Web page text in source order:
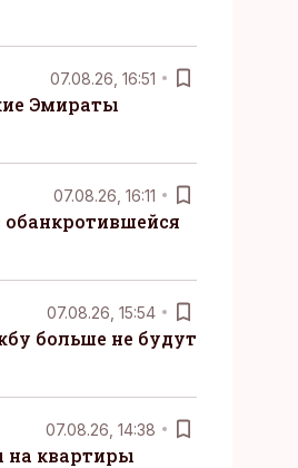
07.08.26, 16:51
Эмираты
07.08.26, 16:11
обанкротившейся
07.08.26, 15:54
больше не будут
07.08.26, 14:38
на квартиры